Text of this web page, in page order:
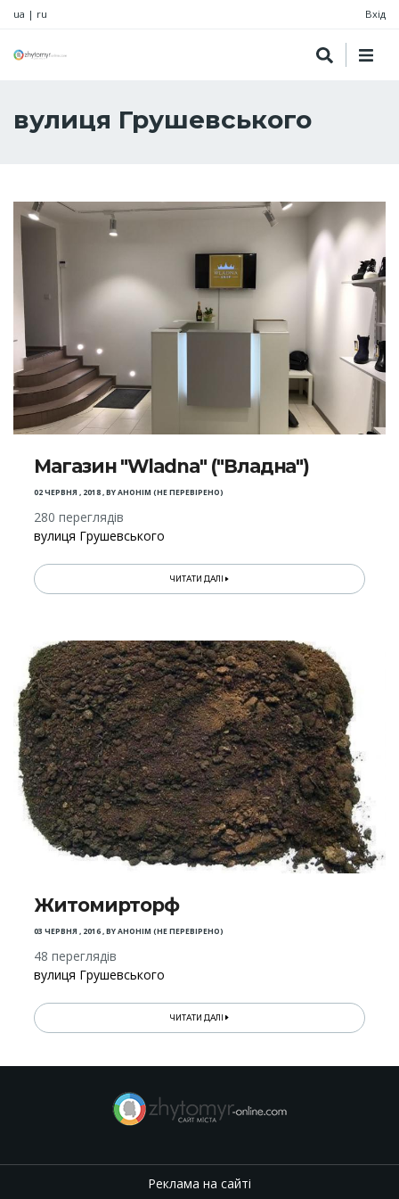
ua | ru Вхід
вулиця Грушевського
Магазин "Wladna" ("Владна")
02 ЧЕРВНЯ , 2018,BYАНОНІМ (НЕ ПЕРЕВІРЕНО)
280 переглядів
вулиця Грушевського
ЧИТАТИ ДАЛІ
Житомирторф
03 ЧЕРВНЯ , 2016,BYАНОНІМ (НЕ ПЕРЕВІРЕНО)
48 переглядів
вулиця Грушевського
ЧИТАТИ ДАЛІ
Реклама на сайті